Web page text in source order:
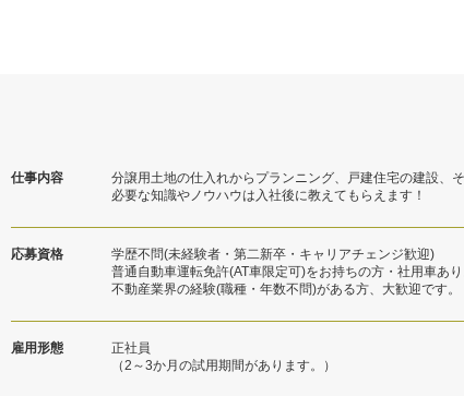
仕事内容
分譲用土地の仕入れからプランニング、戸建住宅の建設、
必要な知識やノウハウは入社後に教えてもらえます！
応募資格
学歴不問(未経験者・第二新卒・キャリアチェンジ歓迎)
普通自動車運転免許(AT車限定可)をお持ちの方・社用車あり
不動産業界の経験(職種・年数不問)がある方、大歓迎です。
雇用形態
正社員
（2～3か月の試用期間があります。）